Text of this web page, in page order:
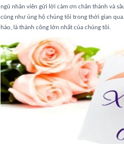
ngũ nhân viên gửi lời cảm ơn chân thành và
cũng như ủng hộ chúng tôi trong thời gian qua.
hào, là thành công lớn nhất của chúng tôi.